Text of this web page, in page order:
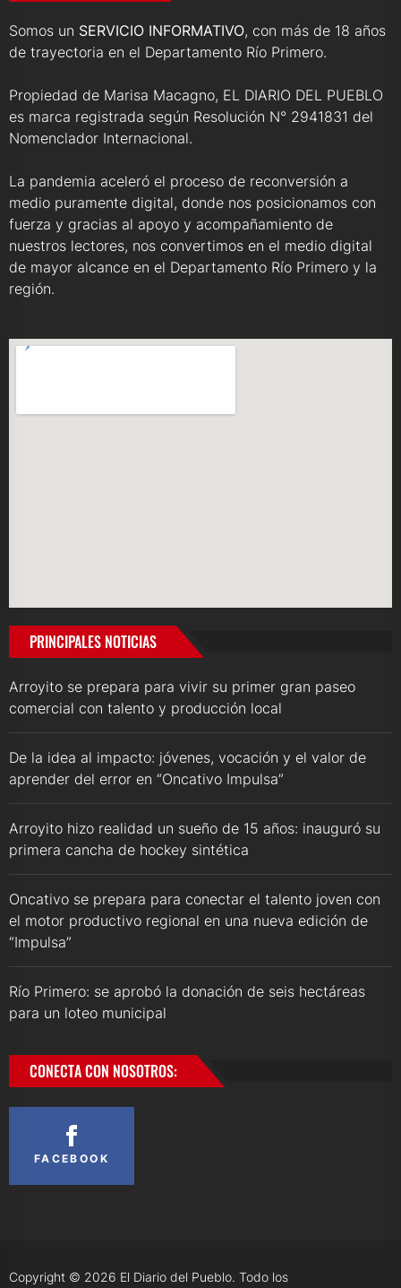
Somos un SERVICIO INFORMATIVO, con más de 18 años
de trayectoria en el Departamento Río Primero.
Propiedad de Marisa Macagno, EL DIARIO DEL PUEBLO
es marca registrada según Resolución N° 2941831 del
Nomenclador Internacional.
La pandemia aceleró el proceso de reconversión a
medio puramente digital, donde nos posicionamos con
fuerza y gracias al apoyo y acompañamiento de
nuestros lectores, nos convertimos en el medio digital
de mayor alcance en el Departamento Río Primero y la
región.
PRINCIPALES NOTICIAS
Arroyito se prepara para vivir su primer gran paseo
comercial con talento y producción local
De la idea al impacto: jóvenes, vocación y el valor de
aprender del error en “Oncativo Impulsa”
Arroyito hizo realidad un sueño de 15 años: inauguró su
primera cancha de hockey sintética
Oncativo se prepara para conectar el talento joven con
el motor productivo regional en una nueva edición de
“Impulsa”
Río Primero: se aprobó la donación de seis hectáreas
para un loteo municipal
CONECTA CON NOSOTROS:
FACEBOOK
Copyright © 2026 El Diario del Pueblo. Todo los